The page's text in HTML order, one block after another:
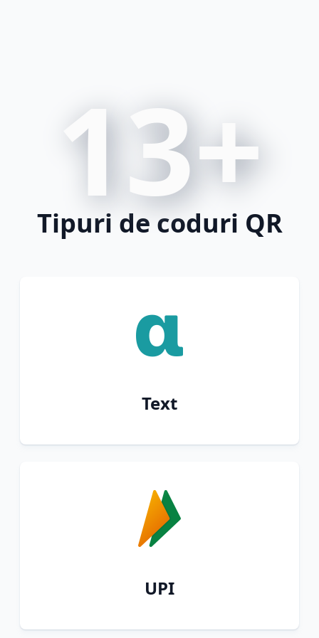
13+
Tipuri de coduri QR
Text
UPI